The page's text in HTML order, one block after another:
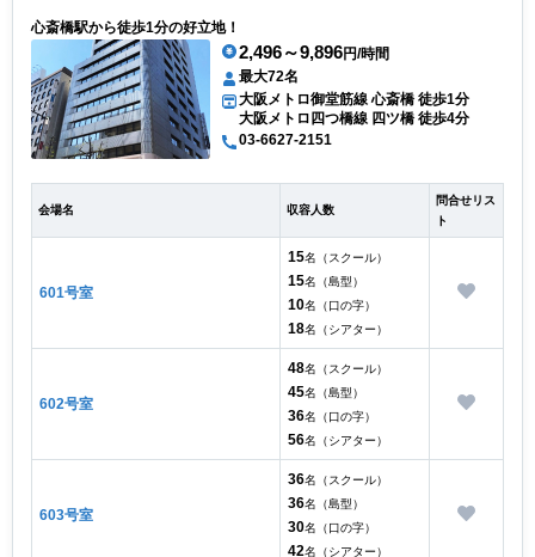
心斎橋駅から徒歩1分の好立地！
2,496～9,896円/時間
最大72名
大阪メトロ御堂筋線 心斎橋 徒歩1分
大阪メトロ四つ橋線 四ツ橋 徒歩4分
03-6627-2151
会場名 収容人数
問合せリス
ト
601号室
15名（スクール）
15名（島型）
10名（口の字）
18名（シアター）
602号室
48名（スクール）
45名（島型）
36名（口の字）
56名（シアター）
603号室
36名（スクール）
36名（島型）
30名（口の字）
42名（シアター）